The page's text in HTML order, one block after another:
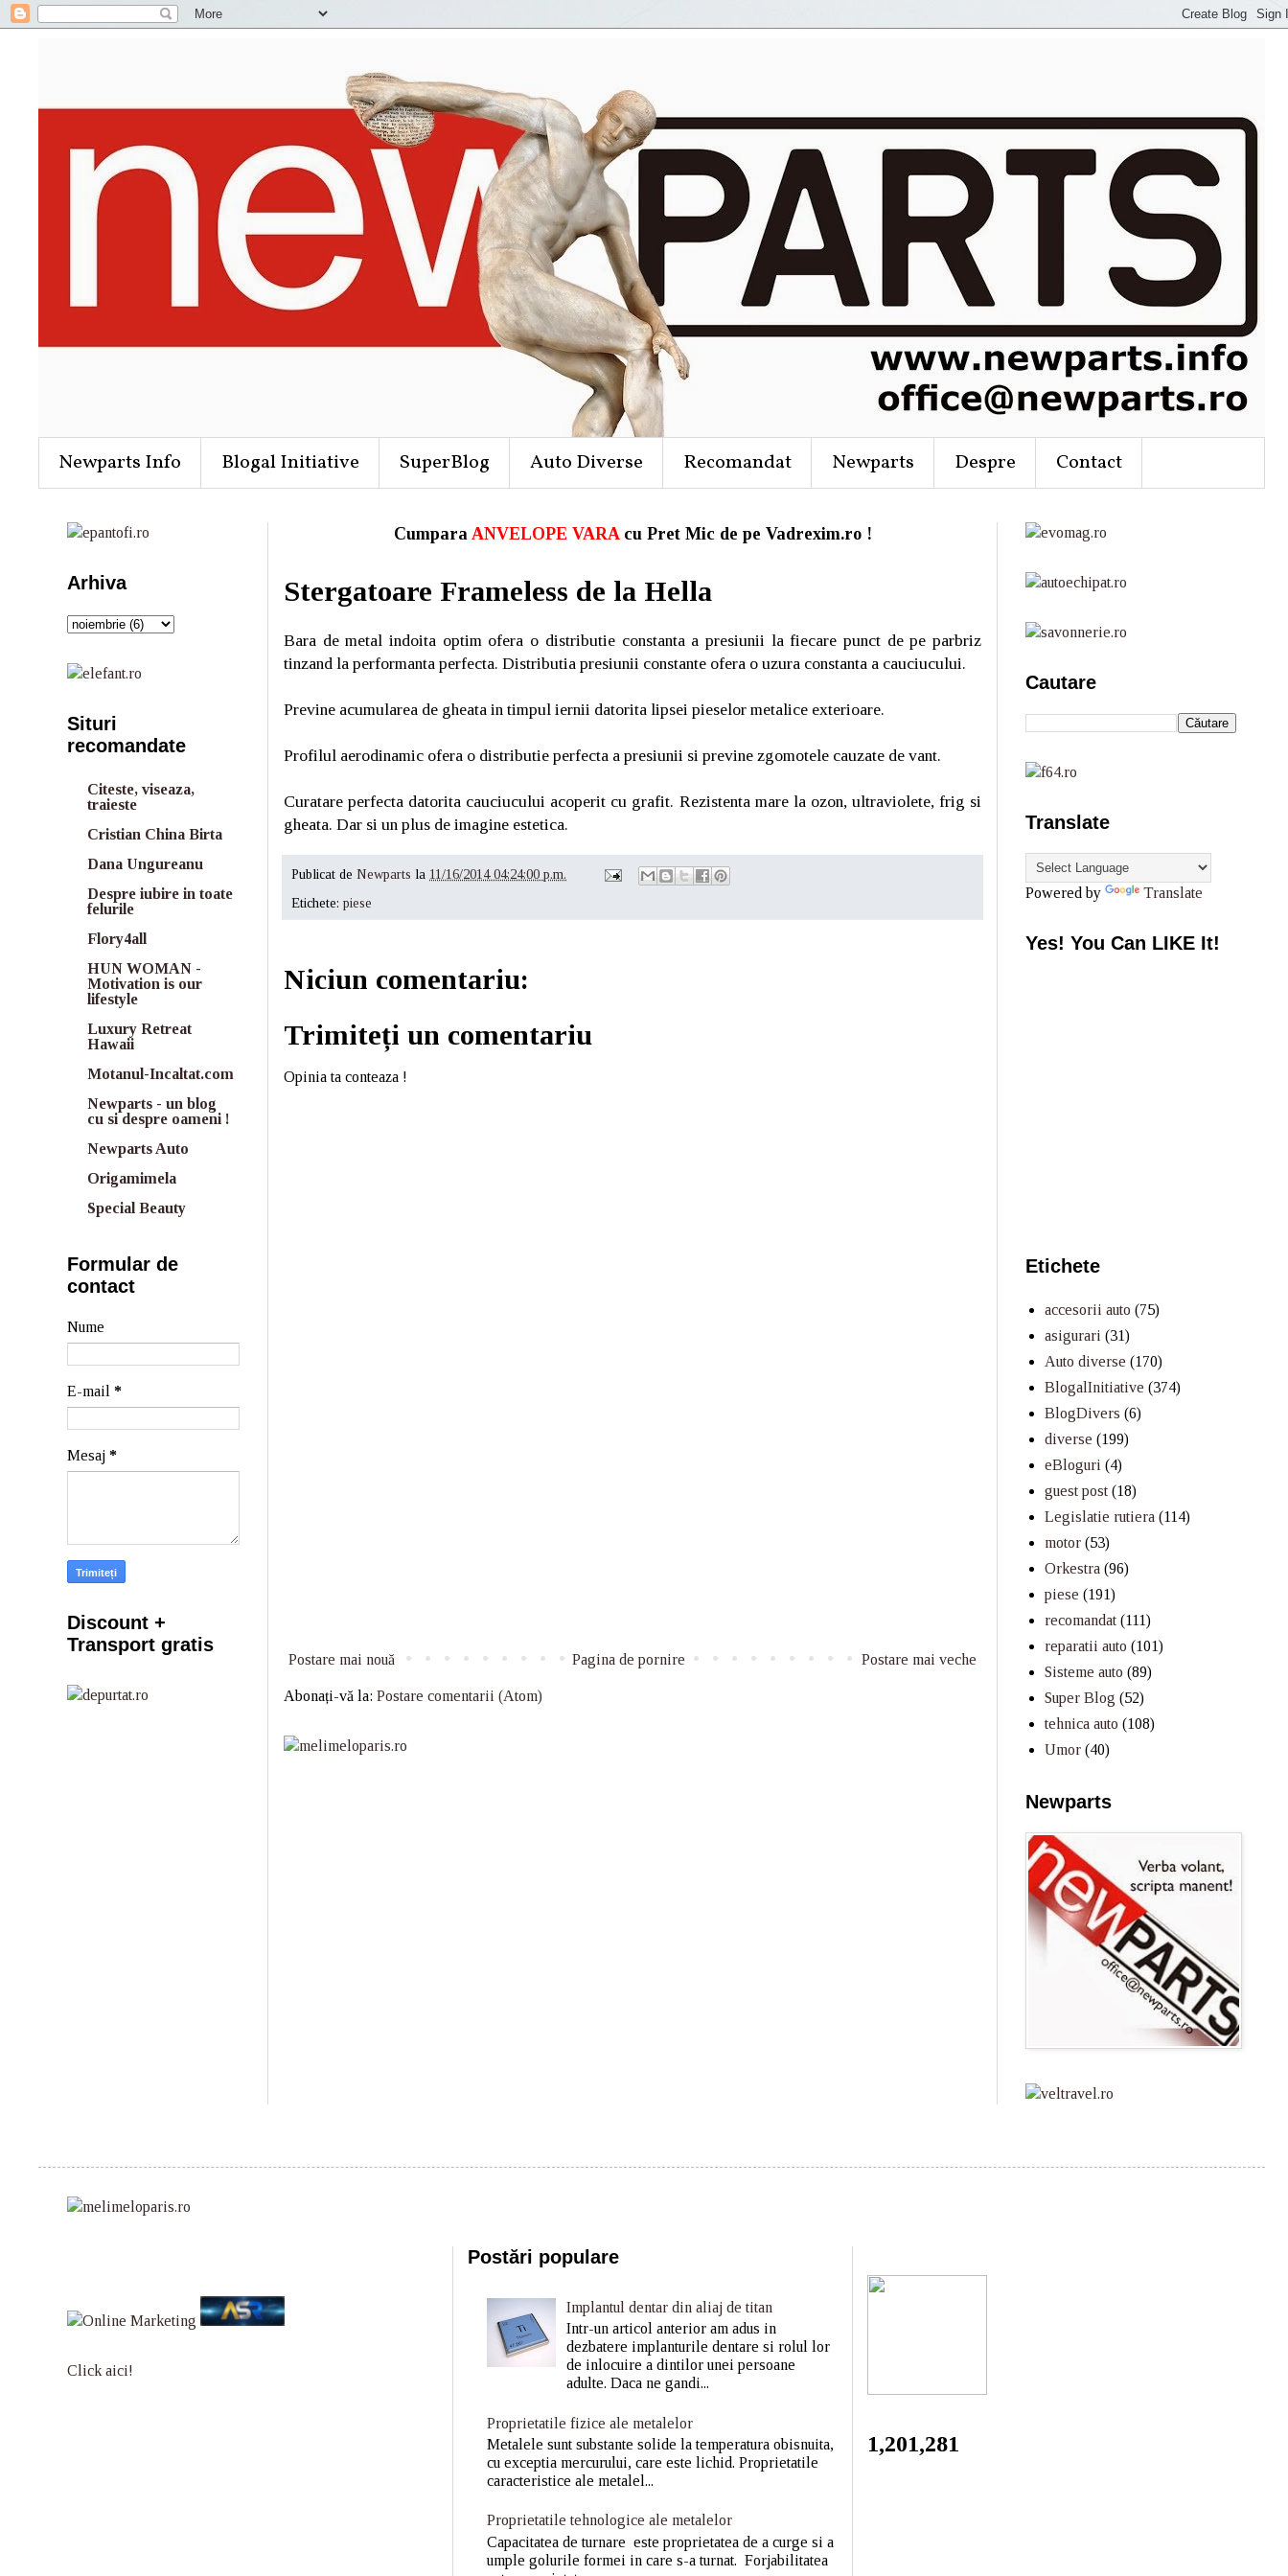
Newparts Info Blogal Initiative SuperBlog Auto Diverse Recomandat Newparts Despre Contact
Cumpara ANVELOPE VARAcu Pret Mic de pe Vadrexim.ro !
Stergatoare Frameless de la Hella
Bara de metal indoita optim ofera o distributie constanta a presiunii la fiecare punct de pe parbriz
tinzand la performanta perfecta. Distributia presiunii constante ofera o uzura constanta a cauciucului.
Previne acumularea de gheata in timpul iernii datorita lipsei pieselor metalice exterioare.
Profilul aerodinamic ofera o distributie perfecta a presiunii si previne zgomotele cauzate de vant.
Curatare perfecta datorita cauciucului acoperit cu grafit. Rezistenta mare la ozon, ultraviolete, frig si
gheata. Dar si un plus de imagine estetica.
Publicat de Newparts la 11/16/2014 04:24:00 p.m.
Etichete: piese
Niciun comentariu:
Trimiteți un comentariu
Opinia ta conteaza !
Postare mai nouă Postare mai veche
Pagina de pornire
Abonați-vă la: Postare comentarii (Atom)
Arhiva
Situri
recomandate
Citeste, viseaza,
traieste
Cristian China Birta
Dana Ungureanu
Despre iubire in toate
felurile
Flory4all
HUN WOMAN -
Motivation is our
lifestyle
Luxury Retreat
Hawaii
Motanul-Incaltat.com
Newparts - un blog
cu si despre oameni !
Newparts Auto
Origamimela
Special Beauty
Formular de
contact
Nume
E-mail *
Mesaj *
Discount +
Transport gratis
Cautare
Translate
Powered by Translate
Yes! You Can LIKE It!
Etichete
accesorii auto (75)
asigurari (31)
Auto diverse (170)
BlogalInitiative (374)
BlogDivers (6)
diverse (199)
eBloguri (4)
guest post (18)
Legislatie rutiera (114)
motor (53)
Orkestra (96)
piese (191)
recomandat (111)
reparatii auto (101)
Sisteme auto (89)
Super Blog (52)
tehnica auto (108)
Umor (40)
Newparts
Click aici!
Postări populare
Implantul dentar din aliaj de titan
Intr-un articol anterior am adus in
dezbatere implanturile dentare si rolul lor
de inlocuire a dintilor unei persoane
adulte. Daca ne gandi...
Proprietatile fizice ale metalelor
Metalele sunt substante solide la temperatura obisnuita,
cu exceptia mercurului, care este lichid. Proprietatile
caracteristice ale metalel...
Proprietatile tehnologice ale metalelor
Capacitatea de turnare este proprietatea de a curge si a
umple golurile formei in care s-a turnat. Forjabilitatea
1,201,281